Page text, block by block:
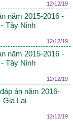
12/12/19
năm 2015-2016 -
Tây Ninh
12/12/19
năm 2015-2016 -
Tây Ninh
12/12/19
án năm 2016-
Gia Lai
12/12/19